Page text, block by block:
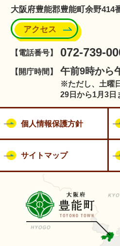
大阪府豊能郡豊能町余野414
アクセス
【電話番号】 072-739-
【開庁時間】 午前9時から
※ただし、土曜
29日から1月3日
個人情報保護方針
サイトマップ